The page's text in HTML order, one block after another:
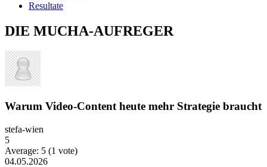
Resultate
DIE MUCHA-AUFREGER
Warum Video-Content heute mehr Strategie braucht
stefa-wien
5
Average: 5 (1 vote)
04.05.2026